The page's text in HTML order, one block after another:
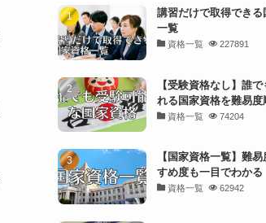
講習だけで取得できる
一覧
資格一覧 227891
【受験資格なし】誰
れる国家資格を難易度
資格一覧 74204
【国家資格一覧】難
すめ度も一目でわかる
資格一覧 62942